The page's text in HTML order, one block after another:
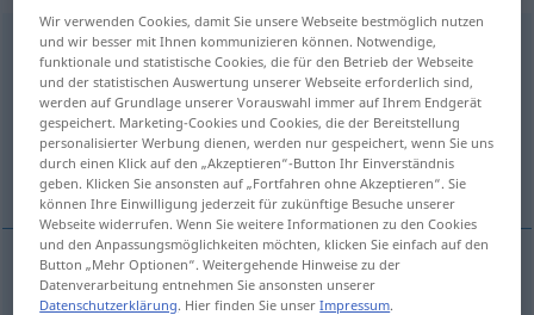
blekksprutm
Übersicht aller Übersetzungen
(Für mehr Details die Übersetzung anklicken/antippen)
Tintenfisch
Tintenfischm blekksprut
Wir verwenden Cookies, damit Sie unsere Webseite bestmöglich nutzen
und wir besser mit Ihnen kommunizieren können. Notwendige,
funktionale und statistische Cookies, die für den Betrieb der Webseite
und der statistischen Auswertung unserer Webseite erforderlich sind,
werden auf Grundlage unserer Vorauswahl immer auf Ihrem Endgerät
gespeichert. Marketing-Cookies und Cookies, die der Bereitstellung
personalisierter Werbung dienen, werden nur gespeichert, wenn Sie uns
durch einen Klick auf den „Akzeptieren“-Button Ihr Einverständnis
geben. Klicken Sie ansonsten auf „Fortfahren ohne Akzeptieren“. Sie
können Ihre Einwilligung jederzeit für zukünftige Besuche unserer
Webseite widerrufen. Wenn Sie weitere Informationen zu den Cookies
und den Anpassungsmöglichkeiten möchten, klicken Sie einfach auf den
Button „Mehr Optionen“. Weitergehende Hinweise zu der
Datenverarbeitung entnehmen Sie ansonsten unserer
Datenschutzerklärung. Hier finden Sie unserImpressum.